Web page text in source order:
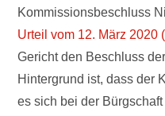
Kommissionsbeschluss
Urteil vom 12. März 2020
Gericht den Beschluss
Hintergrund ist, dass der
es sich bei der